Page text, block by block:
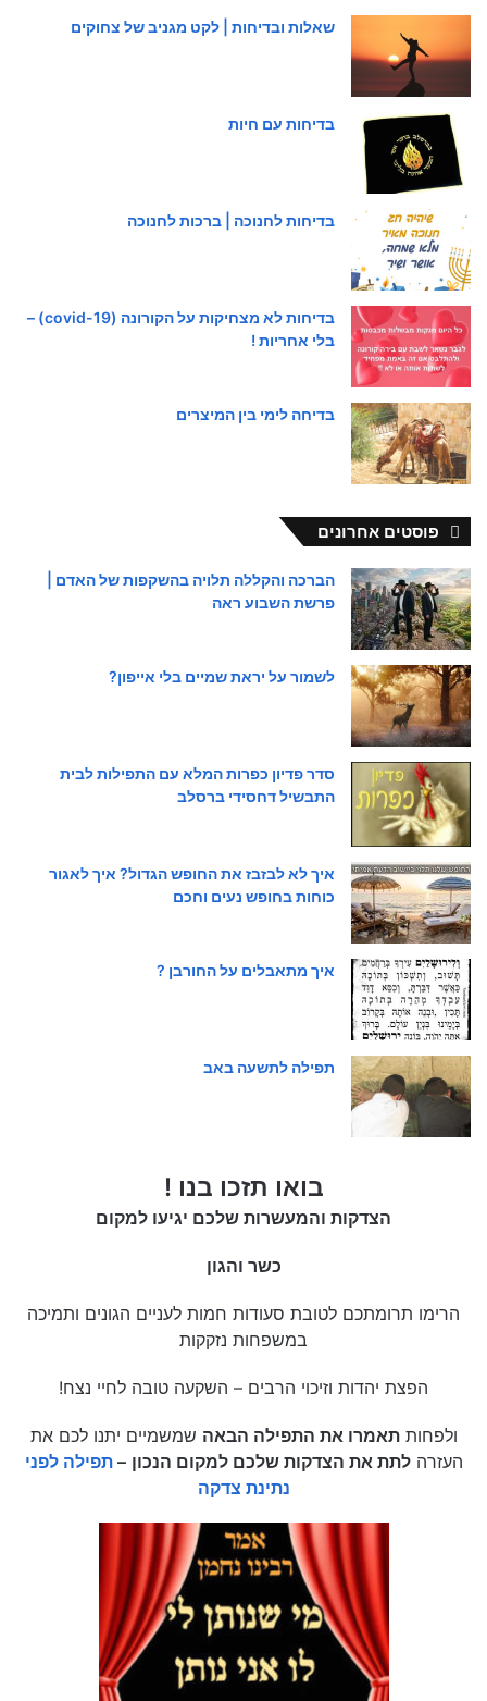
שאלות ובדיחות | לקט מגניב של צחוקים
בדיחות עם חיות
בדיחות לחנוכה | ברכות לחנוכה
בדיחות לא מצחיקות על הקורונה (covid-19) –
בלי אחריות !
בדיחה לימי בין המיצרים
פוסטים אחרונים
הברכה והקללה תלויה בהשקפות של האדם |
פרשת השבוע ראה
לשמור על יראת שמיים בלי אייפון?
סדר פדיון כפרות המלא עם התפילות לבית
התבשיל דחסידי ברסלב
איך לא לבזבז את החופש הגדול? איך לאגור
כוחות בחופש נעים וחכם
איך מתאבלים על החורבן ?
תפילה לתשעה באב
בואו תזכו בנו !
הצדקות והמעשרות שלכם יגיעו למקום
כשר והגון
הרימו תרומתכם לטובת סעודות חמות לעניים הגונים ותמיכה
במשפחות נזקקות
הפצת יהדות וזיכוי הרבים – השקעה טובה לחיי נצח!
ולפחותתאמרו את התפילה הבאה שמשמיים יתנו לכם את
העזרהלתת את הצדקות שלכם למקום הנכון –תפילה לפני
נתינת צדקה